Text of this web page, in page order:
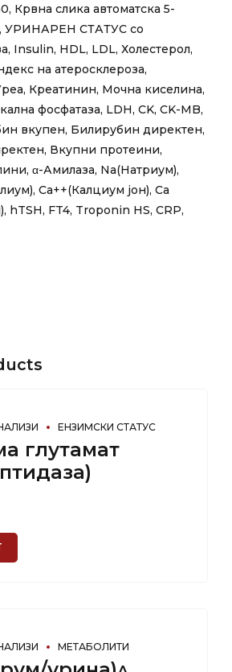
Крвна слика автоматска 5-
УРИНАРЕН СТАТУС со
Insulin, HDL, LDL, Холестерол,
на aтеросклероза,
Креатинин, Мочна киселина,
фосфатаза, LDH, CK, CK-MB,
вкупен, Билирубин директен,
Вкупни протеини,
α-Амилаза, Na(Натриум),
Ca++(Калциум јон), Ca
hTSH, FT4, Troponin HS, CRP,
ЕНЗИМСКИ СТАТУС
глутамат
МЕТАБОЛИТИ